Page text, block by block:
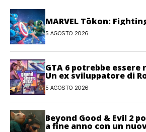
MARVEL Tōkon:
5 AGOSTO 2026
GTA 6 potrebbe
Un ex sviluppatore di
esclude
5 AGOSTO 2026
Beyond Good & Evil 2
a fine anno con un